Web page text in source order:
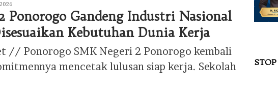
Ponorogo Gandeng Industri Nasional
Kebutuhan Dunia Kerja
// Ponorogo SMK Negeri 2 Ponorogo kembali
mencetak lulusan siap kerja. Sekolah